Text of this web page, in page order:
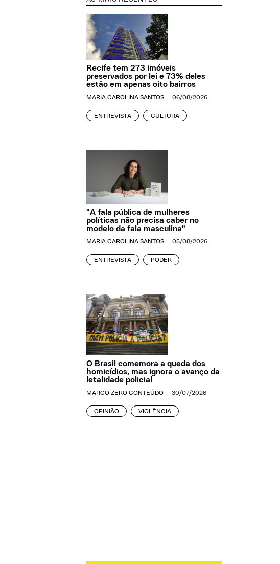
Recife tem 273 imóveis
preservados por lei e 73% deles
estão em apenas oito bairros
MARIA CAROLINA SANTOS 06/08/2026
ENTREVISTA CULTURA
"A fala pública de mulheres
políticas não precisa caber no
modelo da fala masculina"
MARIA CAROLINA SANTOS 05/08/2026
ENTREVISTA PODER
O Brasil comemora a queda dos
homicídios, mas ignora o avanço da
letalidade policial
MARCO ZERO CONTEÚDO 30/07/2026
OPINIÃO VIOLÊNCIA